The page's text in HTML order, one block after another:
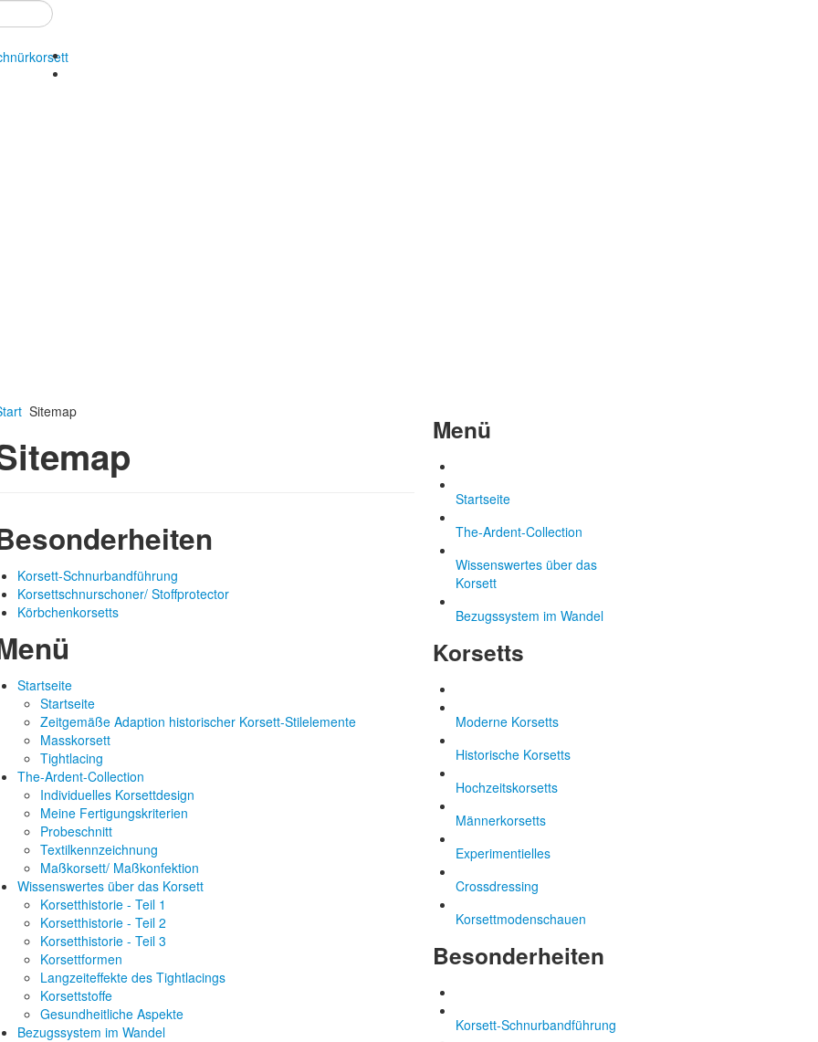
Sitemap
Korsett-Schnurbandführung
Korsettschnurschoner/ Stoffprotector
Körbchenkorsetts
Startseite
Startseite
Zeitgemäße Adaption historischer Korsett-Stilelemente
Masskorsett
Tightlacing
The-Ardent-Collection
Individuelles Korsettdesign
Meine Fertigungskriterien
Probeschnitt
Textilkennzeichnung
Maßkorsett/ Maßkonfektion
Wissenswertes über das Korsett
Korsetthistorie - Teil 1
Korsetthistorie - Teil 2
Korsetthistorie - Teil 3
Korsettformen
Langzeiteffekte des Tightlacings
Korsettstoffe
Gesundheitliche Aspekte
Bezugssystem im Wandel
Menü
Startseite
The-Ardent-Collection
Wissenswertes über das
Korsett
Bezugssystem im Wandel
Korsetts
Moderne Korsetts
Historische Korsetts
Hochzeitskorsetts
Männerkorsetts
Experimentielles
Crossdressing
Korsettmodenschauen
Besonderheiten
Korsett-Schnurbandführung